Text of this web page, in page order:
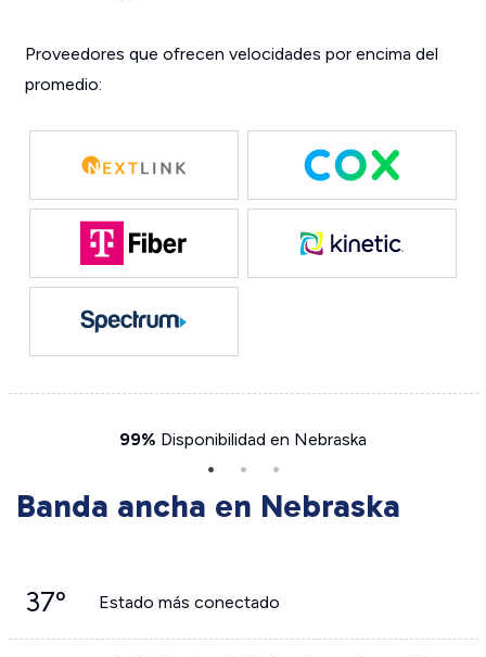
Proveedores que ofrecen velocidades por encima del
promedio:
99% Disponibilidad en Nebraska
Banda ancha en Nebraska
37º Estado más conectado